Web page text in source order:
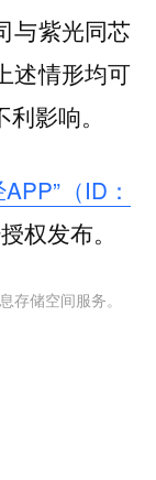
与紫光同芯
述情形均可
影响。
（ID：
权发布。
存储空间服务。